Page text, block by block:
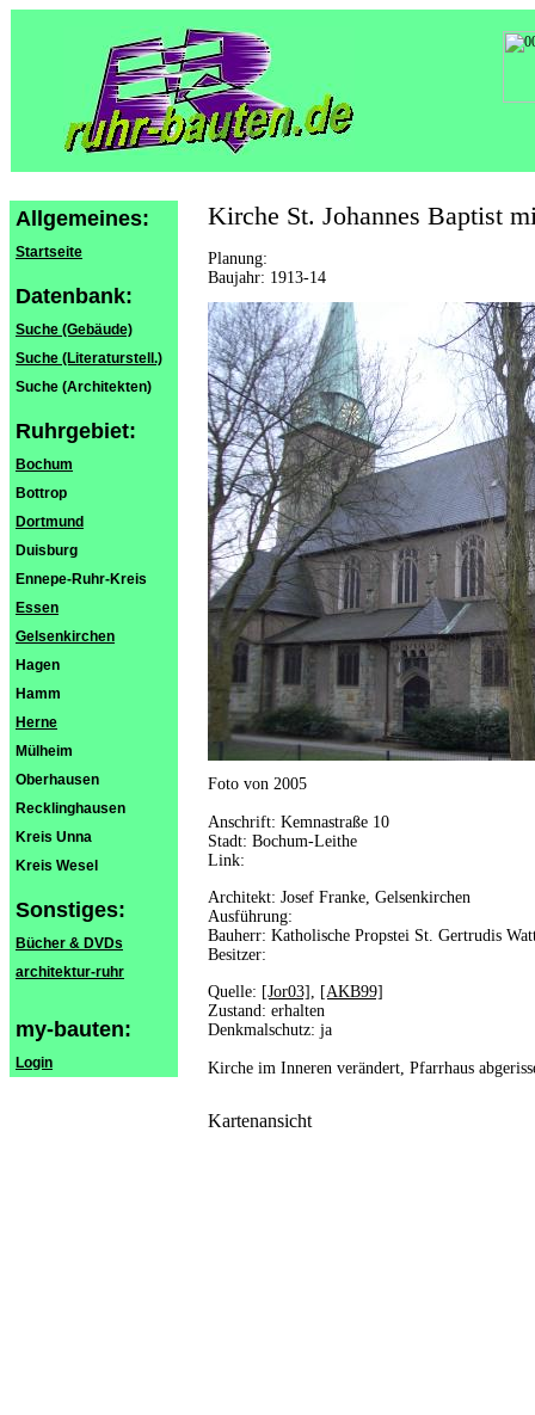
Allgemeines:
Startseite
Datenbank:
Suche (Gebäude)
Suche (Literaturstell.)
Suche (Architekten)
Ruhrgebiet:
Bochum
Bottrop
Dortmund
Duisburg
Ennepe-Ruhr-Kreis
Essen
Gelsenkirchen
Hagen
Hamm
Herne
Mülheim
Oberhausen
Recklinghausen
Kreis Unna
Kreis Wesel
Sonstiges:
Bücher & DVDs
architektur-ruhr
my-bauten:
Login
Kirche St. Johannes Baptist
Planung:
Baujahr: 1913-14
Foto von 2005
Anschrift: Kemnastraße 10
Stadt: Bochum-Leithe
Link:
Architekt: Josef Franke, Gelsenkirchen
Ausführung:
Bauherr: Katholische Propstei St. Gertrudis
Besitzer:
Quelle: [Jor03] , [AKB99]
Zustand: erhalten
Denkmalschutz: ja
Kirche im Inneren verändert, Pfarrhaus
Kartenansicht